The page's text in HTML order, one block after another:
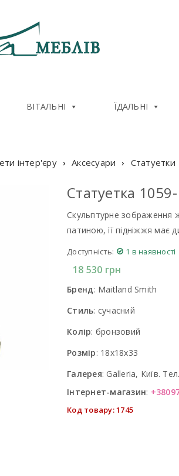
ВІТАЛЬНІ ЇДАЛЬНІ
інтер'єру › Аксесуари › Статуетки
Статуетка
Скульптурне зображення
патиною, її підніжжя має
Доступність: 1 в наявності
18 530 грн
Бренд: Maitland Smith
Стиль: сучасний
Колір: бронзовий
Розмір: 18x18x33
Галерея: Galleria, Київ.
Інтернет-магазин:
Код товару: 1745